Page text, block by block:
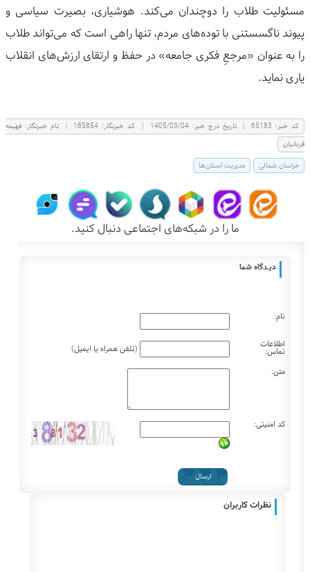
مسئولیت طلاب را دوچندان می‌کند. هوشیاری، بصیرت سیاسی و
پیوند ناگسستنی با توده‌های مردم، تنها راهی است که می‌تواند طلاب
را به عنوان «مرجعِ فکری جامعه» در حفظ و ارتقای ارزش‌های انقلاب
یاری نماید.
كد خبر: 65183
| تاریخ درج خبر:1405/03/04
| کد خبرنگار: 185854
| نام خبرنگار: فهيمه
قربانيان
خراسان شمالی
مدیریت استان‌ها
ما را در شبکه‌های اجتماعی دنبال کنید.
دیـــدگاه شما
نام:
اطلاعات
تماس:
(تلفن همراه یا ایمیل)
متن:
کد امنیتی:
نظرات کاربران